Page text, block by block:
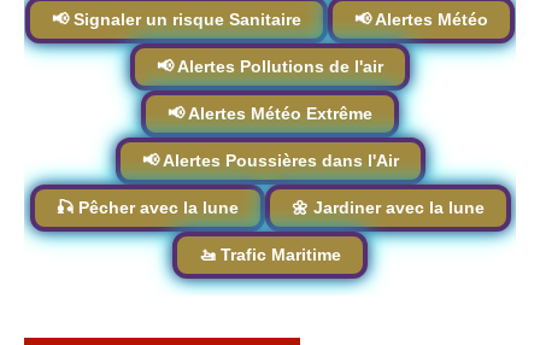
📢 Signaler un risque Sanitaire 📢 Alertes Météo
📢 Alertes Pollutions de l'air
📢 Alertes Météo Extrême
📢 Alertes Poussières dans l'Air
🎣 Pêcher avec la lune 🌼 Jardiner avec la lune
🚤 Trafic Maritime